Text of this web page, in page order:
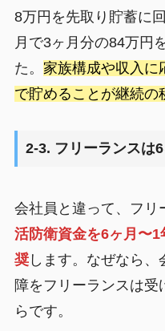
8万円を先取り貯蓄に
月で3ヶ月分の84万円
た。 家族構成や収入に
で貯めることが継続の
2-3. フリーランスは
会社員と違って、フリ
活防衛資金を6ヶ月〜
奨します。なぜなら、
障をフリーランスは
らです。